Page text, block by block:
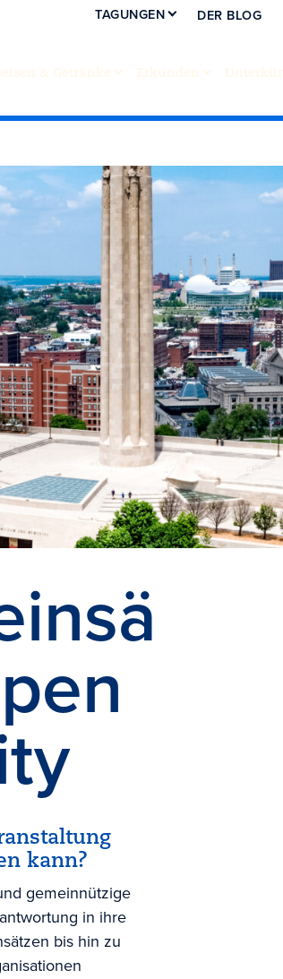
TAGUNGEN DER BLOG
kann?
gemeinnützige
in ihre
bis hin zu